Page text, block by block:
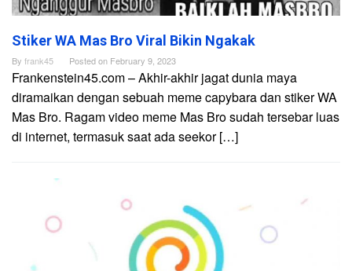
Stiker WA Mas Bro Viral Bikin Ngakak
By frank45 Posted on February 9, 2023
Frankenstein45.com – Akhir-akhir jagat dunia maya
diramaikan dengan sebuah meme capybara dan stiker WA
Mas Bro. Ragam video meme Mas Bro sudah tersebar luas
di internet, termasuk saat ada seekor […]